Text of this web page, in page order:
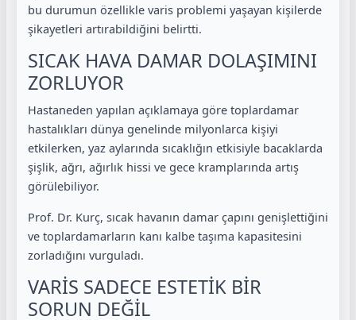
bu durumun özellikle varis problemi yaşayan kişilerde
şikayetleri artırabildiğini belirtti.
SICAK HAVA DAMAR DOLAŞIMINI
ZORLUYOR
Hastaneden yapılan açıklamaya göre toplardamar
hastalıkları dünya genelinde milyonlarca kişiyi
etkilerken, yaz aylarında sıcaklığın etkisiyle bacaklarda
şişlik, ağrı, ağırlık hissi ve gece kramplarında artış
görülebiliyor.
Prof. Dr. Kurç, sıcak havanın damar çapını genişlettiğini
ve toplardamarların kanı kalbe taşıma kapasitesini
zorladığını vurguladı.
VARİS SADECE ESTETİK BİR
SORUN DEĞİL